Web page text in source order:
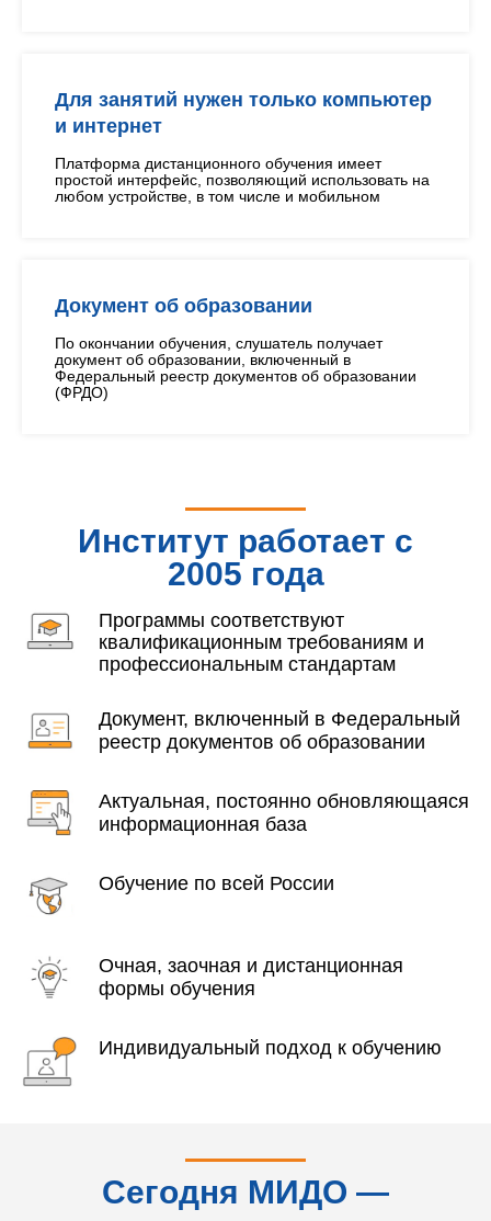
Для занятий нужен только компьютер
и интернет
Платформа дистанционного обучения имеет
простой интерфейс, позволяющий использовать на
любом устройстве, в том числе и мобильном
Документ об образовании
По окончании обучения, слушатель получает
документ об образовании, включенный в
Федеральный реестр документов об образовании
(ФРДО)
Институт работает с
2005 года
Программы соответствуют
квалификационным требованиям и
профессиональным стандартам
Документ, включенный в Федеральный
реестр документов об образовании
Актуальная, постоянно обновляющаяся
информационная база
Обучение по всей России
Очная, заочная и дистанционная
формы обучения
Индивидуальный подход к обучению
Сегодня МИДО —